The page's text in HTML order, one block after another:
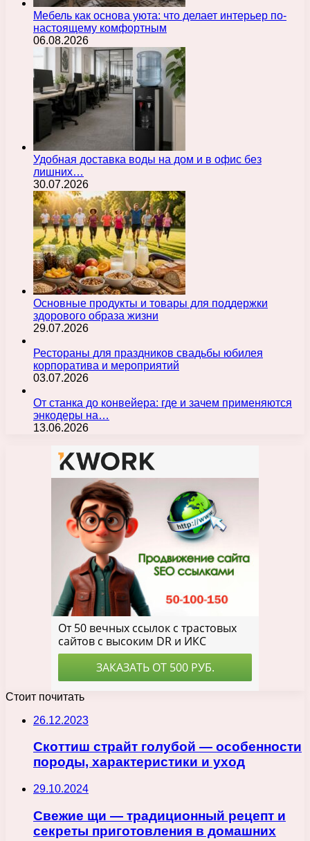
Мебель как основа уюта: что делает интерьер по-
настоящему комфортным
06.08.2026
Удобная доставка воды на дом и в офис без
лишних…
30.07.2026
Основные продукты и товары для поддержки
здорового образа жизни
29.07.2026
Рестораны для праздников свадьбы юбилея
корпоратива и мероприятий
03.07.2026
От станка до конвейера: где и зачем применяются
энкодеры на…
13.06.2026
Стоит почитать
26.12.2023
Скоттиш страйт голубой — особенности
породы, характеристики и уход
29.10.2024
Свежие щи — традиционный рецепт и
секреты приготовления в домашних